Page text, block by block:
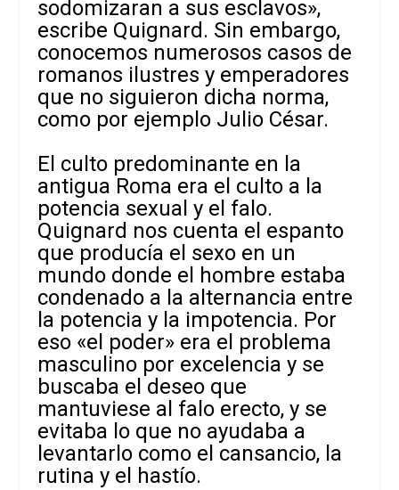
sodomizaran a sus esclavos»,
escribe Quignard. Sin embargo,
conocemos numerosos casos de
romanos ilustres y emperadores
que no siguieron dicha norma,
como por ejemplo Julio César.
El culto predominante en la
antigua Roma era el culto a la
potencia sexual y el falo.
Quignard nos cuenta el espanto
que producía el sexo en un
mundo donde el hombre estaba
condenado a la alternancia entre
la potencia y la impotencia. Por
eso «el poder» era el problema
masculino por excelencia y se
buscaba el deseo que
mantuviese al falo erecto, y se
evitaba lo que no ayudaba a
levantarlo como el cansancio, la
rutina y el hastío.